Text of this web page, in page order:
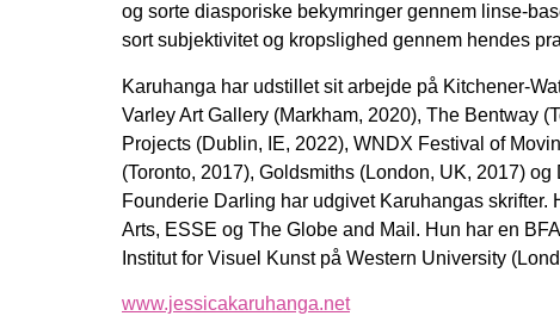
og sorte diasporiske bekymringer gennem linse-
sort subjektivitet og kropslighed gennem hendes
Karuhanga har udstillet sit arbejde på Kitchener-
Varley Art Gallery (Markham, 2020), The Bentway
Projects (Dublin, IE, 2022), WNDX Festival of
(Toronto, 2017), Goldsmiths (London, UK, 2017) og
Founderie Darling har udgivet Karuhangas
Arts, ESSE og The Globe and Mail. Hun har en
Institut for Visuel Kunst på Western University
www.jessicakaruhanga.net